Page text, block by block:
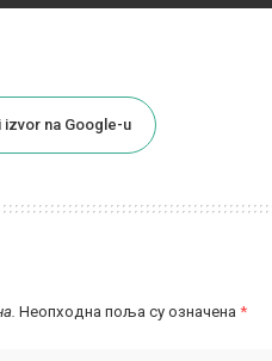
izvor na Google-u
Неопходна поља су означена *